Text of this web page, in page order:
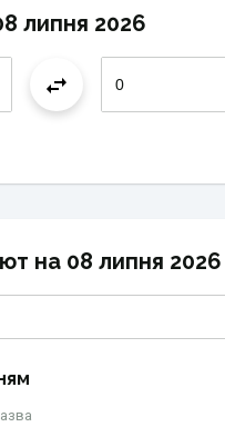
липня 2026
на 08 липня 2026